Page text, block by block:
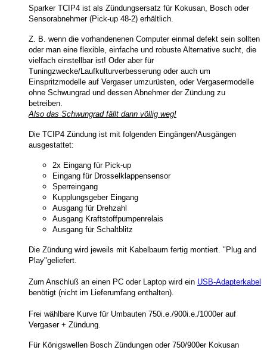
Sparker TCIP4 ist als Zündungsersatz für Kokusan, Bosch oder
Sensorabnehmer (Pick-up 48-2) erhältlich.
Z. B. wenn die vorhandenenen Computer einmal defekt sein sollten
oder man eine flexible, einfache und robuste Alternative sucht, die
vielfach einstellbar ist! Oder aber für
Tuningzwecke/Laufkulturverbesserung oder auch um
Einspritzmodelle auf Vergaser umzurüsten, oder Vergasermodelle
ohne Schwungrad und dessen Abnehmer der Zündung zu
betreiben.
Also das Schwungrad fällt dann völlig weg!
Die TCIP4 Zündung ist mit folgenden Eingängen/Ausgängen
ausgestattet:
2x Eingang für Pick-up
Eingang für Drosselklappensensor
Sperreingang
Kupplungsgeber Eingang
Ausgang für Drehzahl
Ausgang Kraftstoffpumpenrelais
Ausgang für Schaltblitz
Die Zündung wird jeweils mit Kabelbaum fertig montiert. "Plug and
Play"geliefert.
Zum Anschluß an einen PC oder Laptop wird ein USB-Adapterkabel
benötigt (nicht im Lieferumfang enthalten).
Frei wählbare Kurve für Umbauten 750i.e./900i.e./1000er auf
Vergaser + Zündung.
Für Königswellen Bosch Zündungen oder 750/900er Kokusan